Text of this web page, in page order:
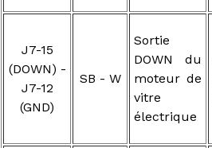
J7-15
(DOWN) -
J7-12
(GND)
SB - W
Sortie
DOWN du
moteur de
vitre
électrique